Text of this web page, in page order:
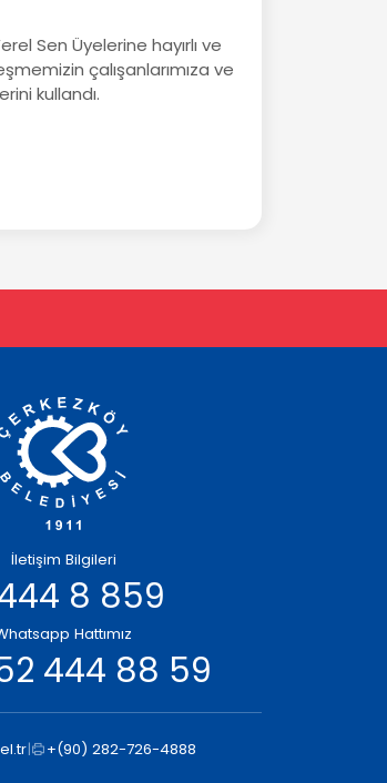
Sen Üyelerine hayırlı ve
çalışanlarımıza ve
kullandı.
İletişim Bilgileri
8 859
Hattımız
444 88 59
|
+(90) 282-726-4888